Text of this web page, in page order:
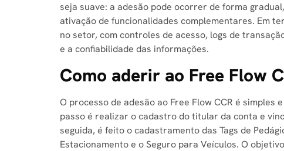
seja suave: a adesão pode ocorrer de forma
ativação de funcionalidades complementares. Em
no setor, com controles de acesso, logs de
e a confiabilidade das informações.
Como aderir ao Free Flow
O processo de adesão ao Free Flow CCR é
passo é realizar o cadastro do titular da conta e
seguida, é feito o cadastramento das Tags de
Estacionamento e o Seguro para Veículos. O